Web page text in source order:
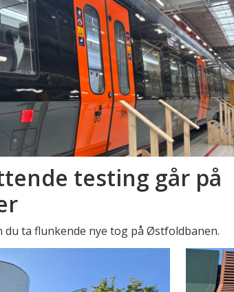
testing går på
du ta flunkende nye tog på Østfoldbanen.